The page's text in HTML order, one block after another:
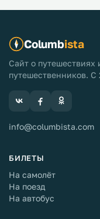
Columbista
Сайт о путешествиях
путешественников. С
info@columbista.com
БИЛЕТЫ
На самолёт
На поезд
На автобус